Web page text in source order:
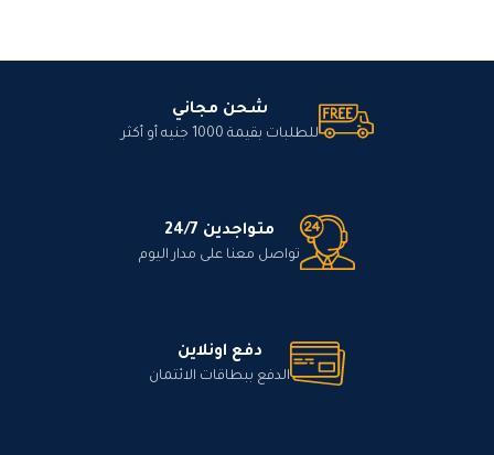
شحن مجاني
للطلبات بقيمة 1000 جنيه أو أكثر
متواجدين 24/7
تواصل معنا على مدار اليوم
دفع اونلاين
الدفع ببطاقات الائتمان